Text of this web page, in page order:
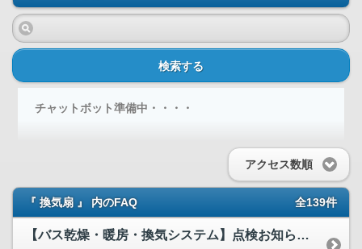
検索する
チャットボット準備中・・・・
アクセス数順
『 換気扇 』 内のFAQ 全139件
【バス乾燥・暖房・換気システム】点検お知らせランプの解除方法